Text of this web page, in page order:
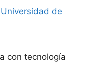
Universidad de
con tecnología